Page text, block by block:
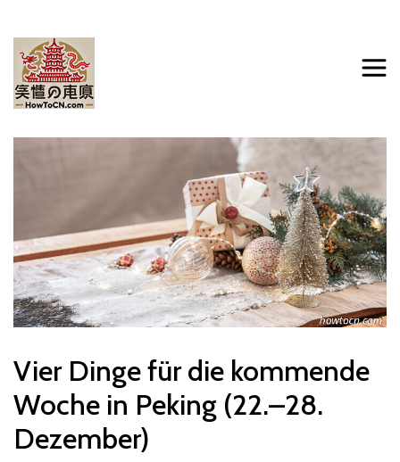
Vier Dinge für die kommende
Woche in Peking (22.–28.
Dezember)